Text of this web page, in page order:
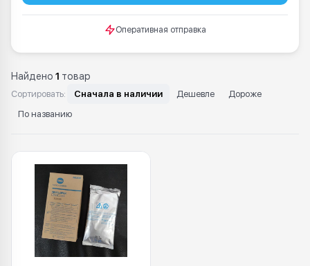
Оперативная отправка
Найдено 1 товар
Сортировать: Сначала в наличии Дешевле
Дороже
По названию
Каталог: DV 012